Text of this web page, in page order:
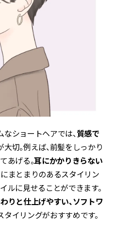
ショートヘアでは、質感で
大切。例えば、前髪をしっかり
あげる。耳にかかりきらない
まとまりのあるスタイリン
ルに見せることができます。
りと仕上げやすい、ソフトワ
タイリングがおすすめです。